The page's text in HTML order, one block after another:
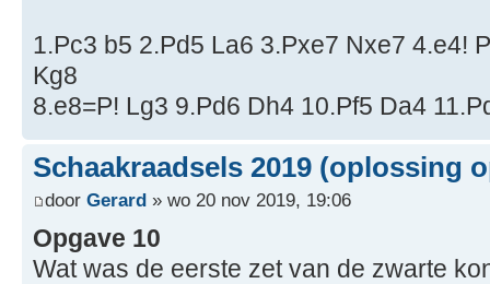
1.Pc3 b5 2.Pd5 La6 3.Pxe7 Nxe7 4.e4!
Kg8
8.e8=P! Lg3 9.Pd6 Dh4 10.Pf5 Da4
Schaakraadsels 2019 (oplossing
door Gerard » wo 20 nov 2019, 19:06
Opgave 10
Wat was de eerste zet van de zwarte